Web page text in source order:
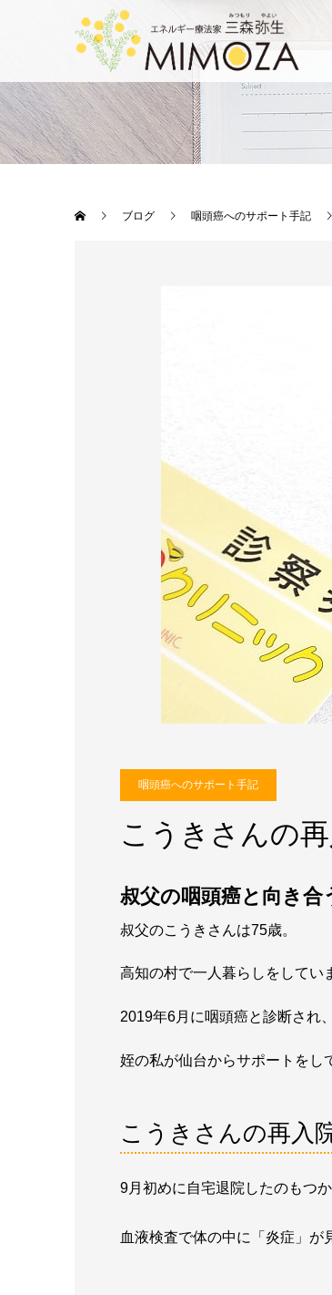
ブログ 咽頭癌へのサポート手記
咽頭癌へのサポート手記
こうきさんの
叔父の咽頭癌と向き
叔父のこうきさんは75歳。
高知の村で一人暮らしをしてい
2019年6月に咽頭癌と診断され
姪の私が仙台からサポートをし
こうきさんの再入
9月初めに自宅退院したのもつ
血液検査で体の中に「炎症」が